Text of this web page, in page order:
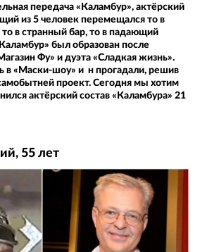
передача «Каламбур», актёрский
из 5 человек перемещался то в
в странный бар, то в падающий
был образован после
Фу» и дуэта «Сладкая жизнь».
в «Маски-шоу» и н прогадали, решив
проект. Сегодня мы хотим
актёрский состав «Каламбура» 21
55 лет